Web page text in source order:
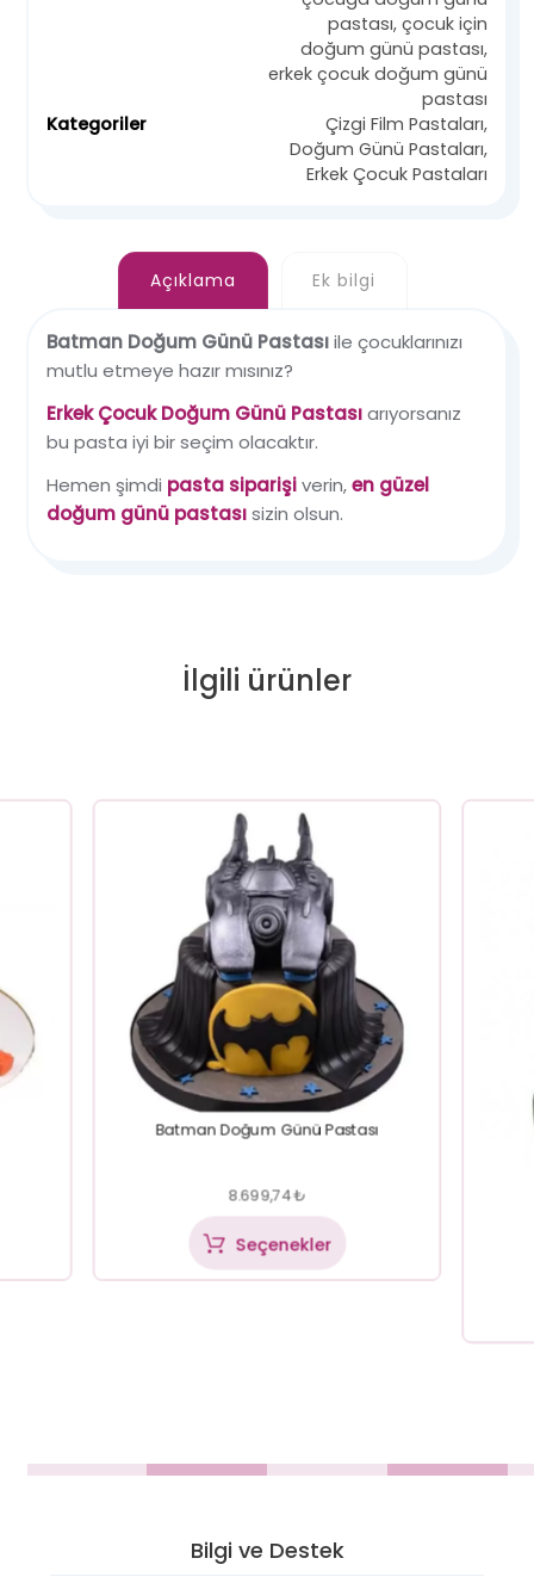
pastası, çocuk için
doğum günü pastası,
erkek çocuk doğum günü
pastası
Kategoriler
Çizgi Film Pastaları,
Doğum Günü Pastaları,
Erkek Çocuk Pastaları
Açıklama Ek bilgi
Batman Doğum Günü Pastasıile çocuklarınızı
mutlu etmeye hazır mısınız?
Erkek Çocuk Doğum Günü Pastası arıyorsanız
bu pasta iyi bir seçim olacaktır.
Hemen şimdi pasta siparişiverin,en güzel
doğum günü pastasısizin olsun.
İlgili ürünler
Batman Doğum Günü Pastası
8.699,74₺
Seçenekler
Bilgi ve Destek